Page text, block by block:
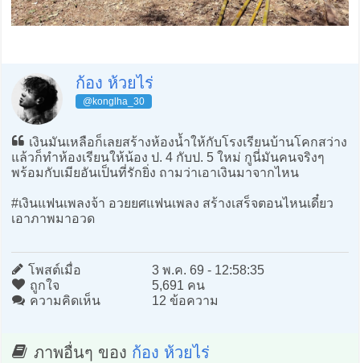
ก้อง ห้วยไร่
@konglha_30
เงินมันเหลือก็เลยสร้างห้องน้ำให้กับโรงเรียนบ้านโคกสว่าง
แล้วก็ทำห้องเรียนให้น้อง ป. 4 กับป. 5 ใหม่ กูนี่มันคนจริงๆ
พร้อมกับเมียอันเป็นที่รักยิ่ง ถามว่าเอาเงินมาจากไหน
#เงินแฟนเพลงจ้า อวยยศแฟนเพลง สร้างเสร็จตอนไหนเดี๋ยว
เอาภาพมาอวด
โพสต์เมื่อ
3 พ.ค. 69 - 12:58:35
ถูกใจ
5,691 คน
ความคิดเห็น
12 ข้อความ
ภาพอื่นๆ ของ ก้อง ห้วยไร่